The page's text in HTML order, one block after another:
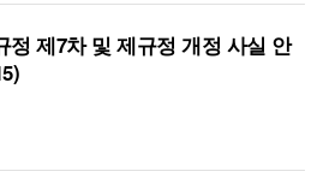
정 제7차 및 제규정 개정 사실 안